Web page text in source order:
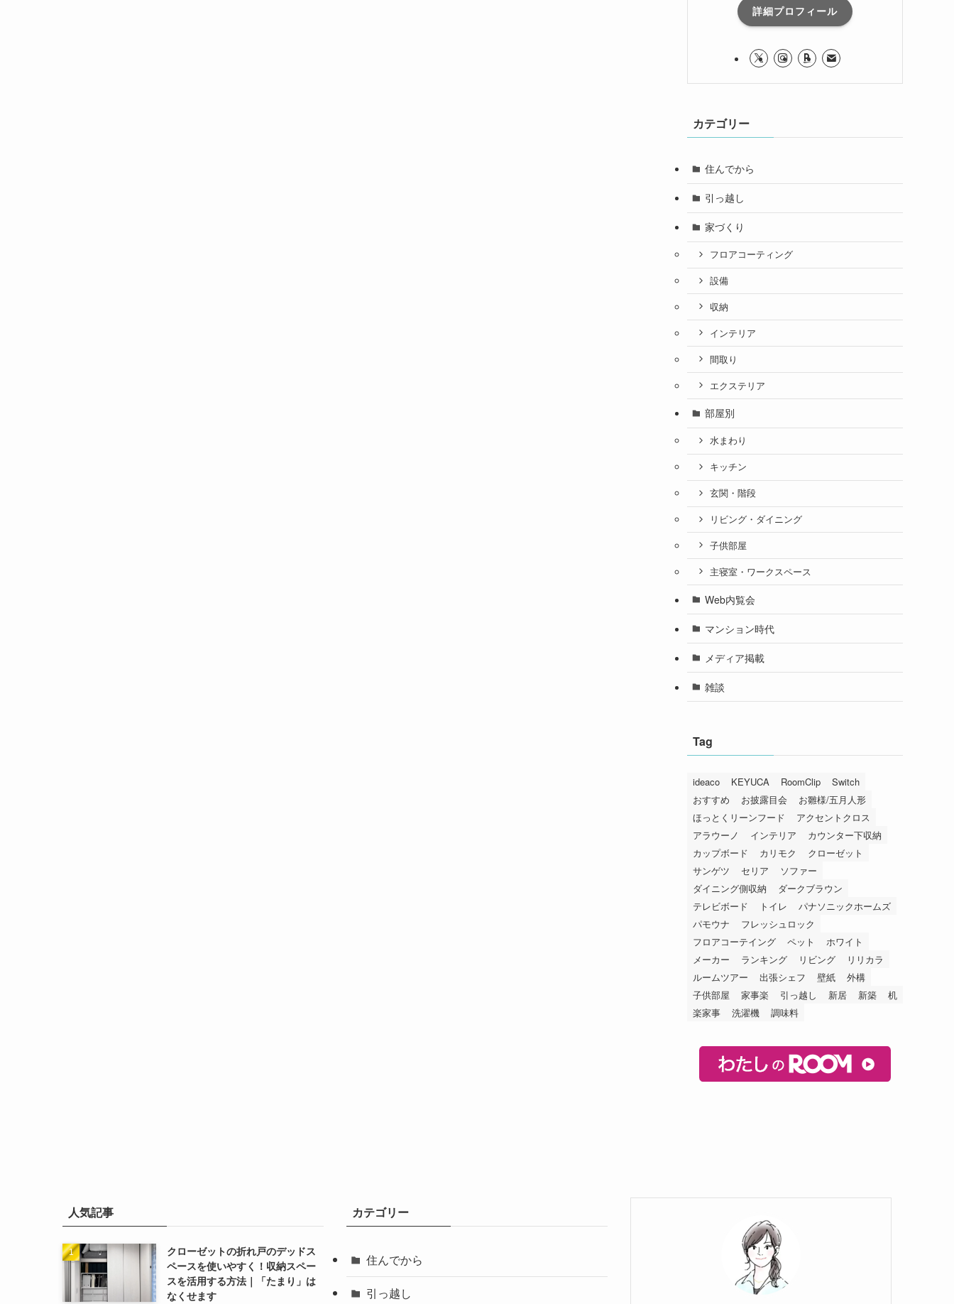
詳細プロフィール
カテゴリー
住んでから
引っ越し
家づくり
フロアコーティング
設備
収納
インテリア
間取り
エクステリア
部屋別
水まわり
キッチン
玄関・階段
リビング・ダイニング
子供部屋
主寝室・ワークスペース
Web内覧会
マンション時代
メディア掲載
雑談
Tag
ideaco KEYUCA RoomClip
Switch
おすすめ
お披露目会
お雛様/五月人形
ほっとくリーンフード
アクセントクロス
アラウーノ
インテリア
カウンター下収納
カップボード
カリモク
クローゼット
サンゲツ
セリア
ソファー
ダイニング側収納
ダークブラウン
テレビボード
トイレ
パナソニックホームズ
パモウナ
フレッシュロック
フロアコーテイング
ペット
ホワイト
メーカー
ランキング リビング
リリカラ
ルームツアー
出張シェフ 壁紙
外構
子供部屋
家事楽 引っ越し 新居 新築
机
楽家事
洗濯機 調味料
人気記事
クローゼットの折れ戸のデッドス
ペースを使いやすく！収納スペー
スを活用する方法｜「たまり」は
なくせます
カテゴリー
住んでから
引っ越し